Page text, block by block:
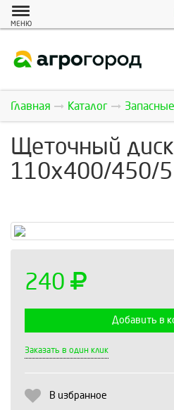
МЕНЮ
Главная Каталог
Щеточный диск
110x400/450/
240
Добавить в
Заказать в один клик
В избранное